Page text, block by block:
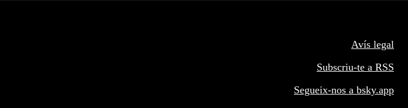
Avís legal
Subscriu-te a RSS
Segueix-nos a bsky.app